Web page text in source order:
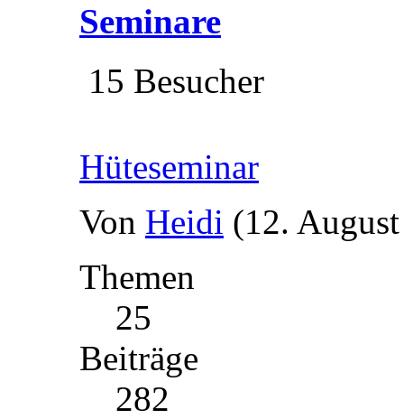
Seminare
15 Besucher
Hüteseminar
Von Heidi (12.
Themen
25
Beiträge
282